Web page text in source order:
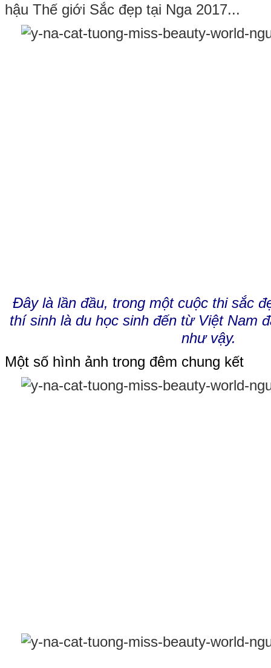
hậu Thế giới Sắc đẹp tại Nga 2017...
Đây là lần đầu, trong một cuộc thi sắc
thí sinh là du học sinh đến từ Việt Nam
như vậy.
Một số hình ảnh trong đêm chung kết